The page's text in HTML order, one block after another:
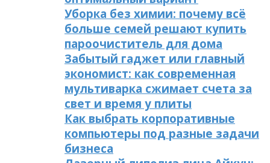
Уборка без химии: почему всё
больше семей решают купить
пароочиститель для дома
Забытый гаджет или главный
экономист: как современная
мультиварка сжимает счета за
свет и время у плиты
Как выбрать корпоративные
компьютеры под разные задачи
бизнеса